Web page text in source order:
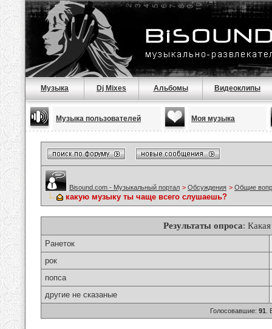
Музыка Dj Mixes Альбомы Видеоклипы
Музыка пользователей Моя музыка
Bisound.com - Музыкальный портал > Обсуждения > Общие
какую музыку ты чаще всего слушаешь?
Результаты опроса:
Ранеток
рок
попса
другие не сказаные
Голосовавшие: 91 .